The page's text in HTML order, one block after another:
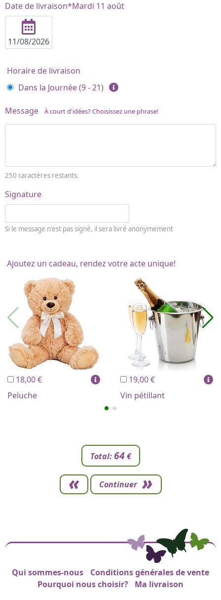
Date de livraison*Mardi 11 août
Horaire de livraison
Dans la Journée (9 - 21)
Message À court d'idées? Choisissez une phrase!
250 caractères restants.
Signature
Si le message n'est pas signé, il sera livré anonymement
Ajoutez un cadeau, rendez votre acte unique!
18,00 €
Peluche
19,00 €
Vin pétillant
Total:64€
Continuer
Liens de pied de page
Qui sommes-nous
Conditions générales de vente
Pourquoi nous choisir?
Ma livraison